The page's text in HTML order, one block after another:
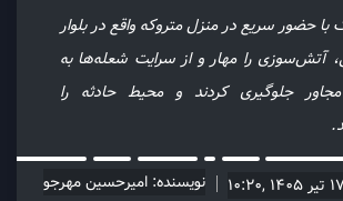
با حضور سریع در منزل متروکه واقع در بلوار
آتش‌سوزی را مهار و از سرایت شعله‌ها به
جلوگیری کردند و محیط حادثه را
نویسنده: امیرحسین مهرجو